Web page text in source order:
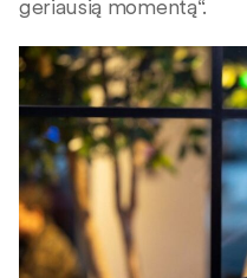
geriausią momentą“.